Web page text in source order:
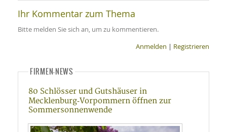
Ihr Kommentar zum Thema
Bitte melden Sie sich an, um zu kommentieren.
Anmelden | Registrieren
FIRMEN-NEWS
80 Schlösser und Gutshäuser in
Mecklenburg‑Vorpommern öffnen zur
Sommersonnenwende